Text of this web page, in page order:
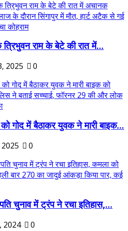
त्रिभुवन राम के बेटे की रात में...
2025 0
गोद में बैठाकर युवक ने मारी बाइक...
0
चुनाव में ट्रंप ने रचा इतिहास,...
2024 0